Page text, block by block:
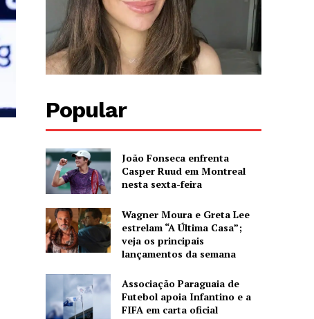
Popular
João Fonseca enfrenta
Casper Ruud em Montreal
nesta sexta-feira
Wagner Moura e Greta Lee
estrelam “A Última Casa”;
veja os principais
lançamentos da semana
Associação Paraguaia de
Futebol apoia Infantino e a
FIFA em carta oficial